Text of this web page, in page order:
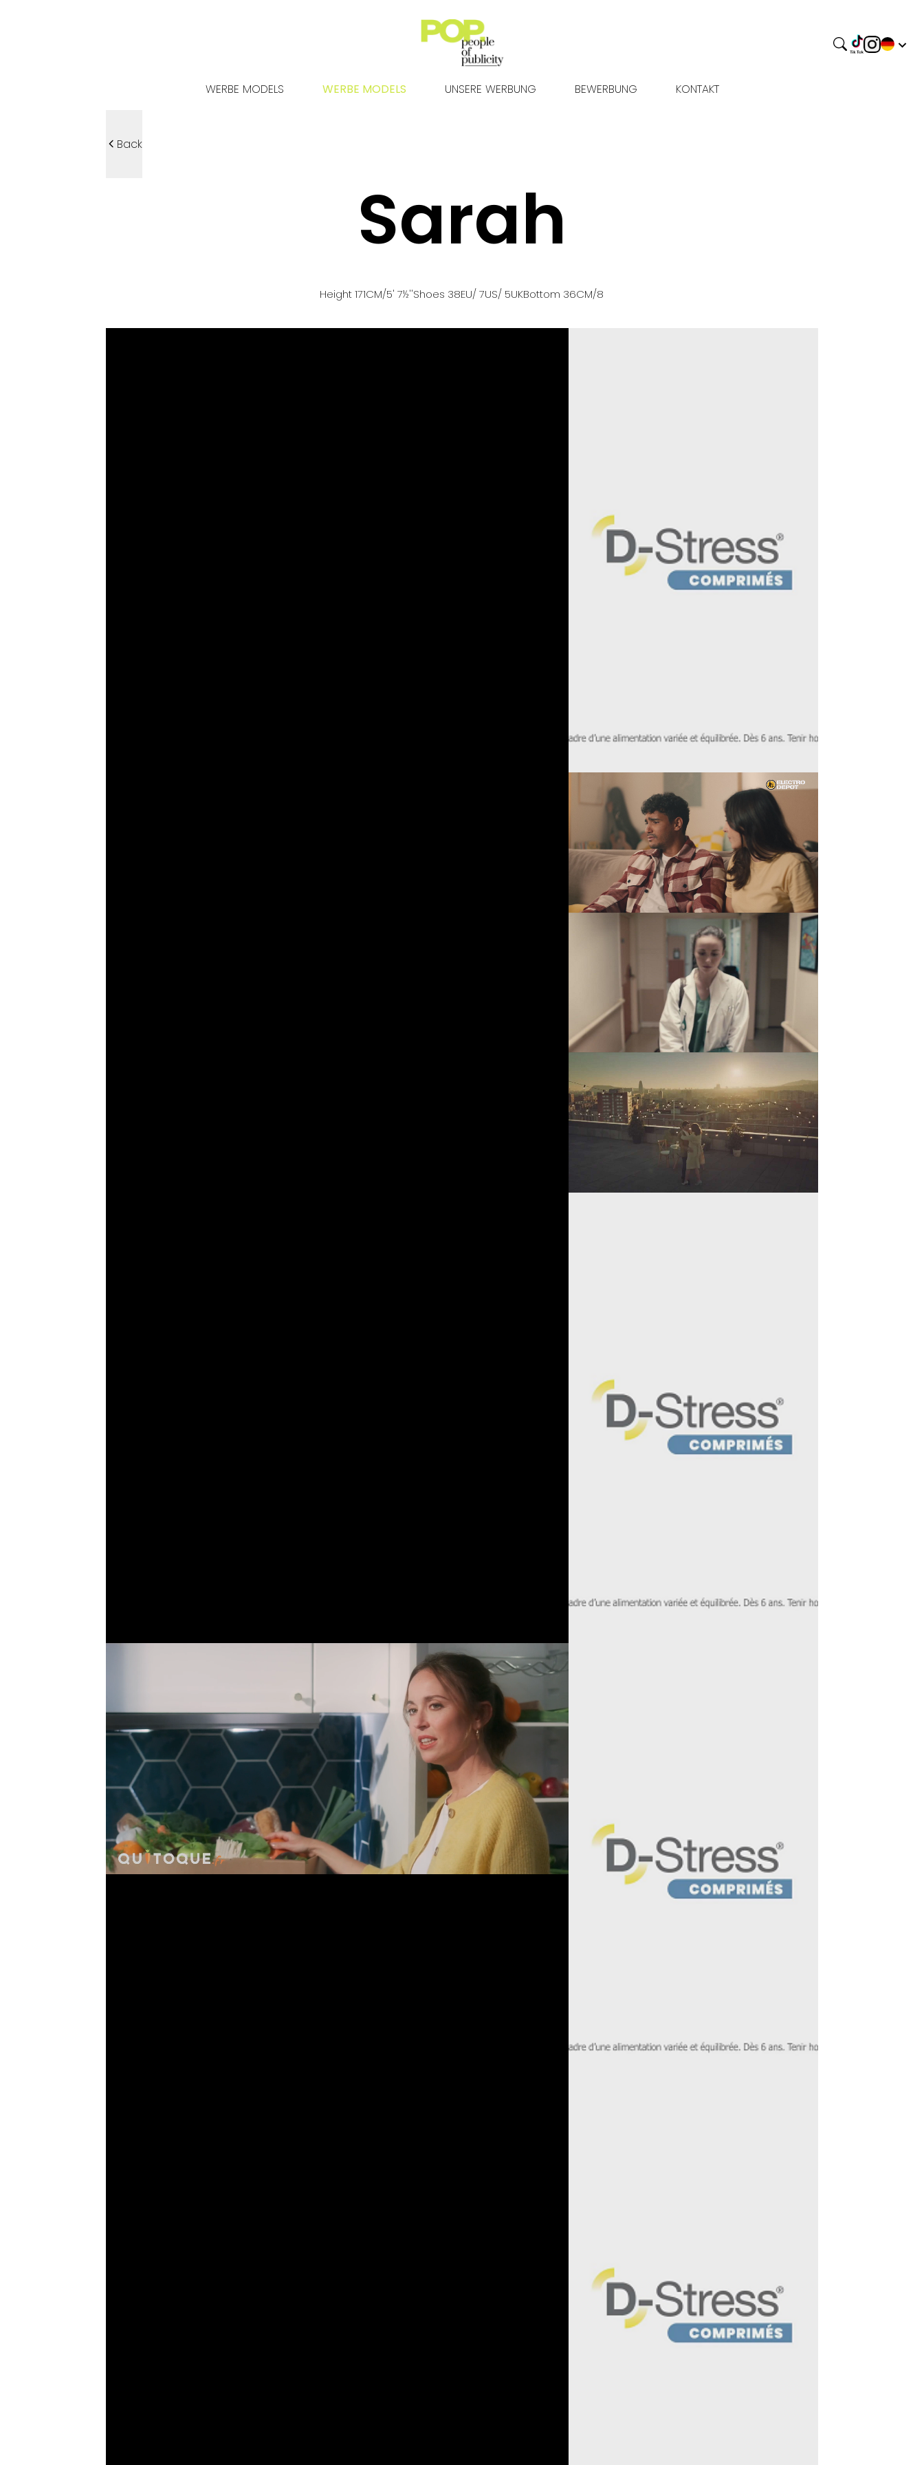
WERBE MODELS WERBE MODELS UNSERE WERBUNG BEWERBUNG KONTAKT
Back
Sarah
Height171CM/5' 7½''Shoes 38EU/ 7US/ 5UKBottom 36CM/8